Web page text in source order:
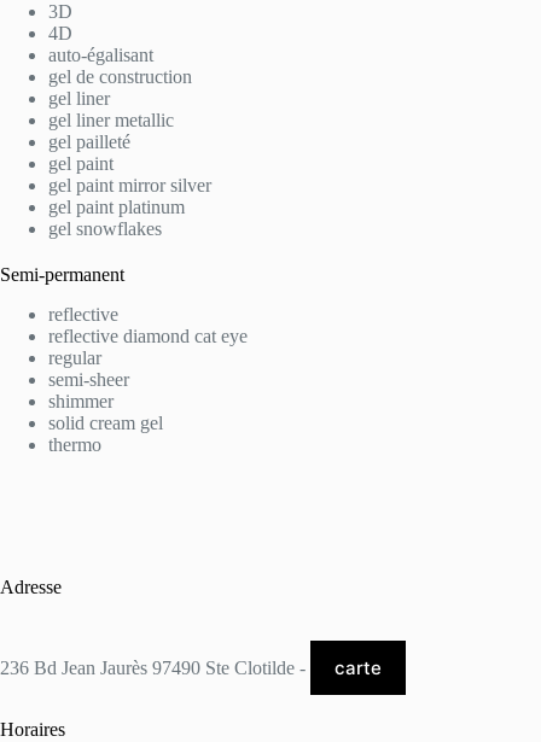
3D
4D
auto-égalisant
gel de construction
gel liner
gel liner metallic
gel pailleté
gel paint
gel paint mirror silver
gel paint platinum
gel snowflakes
Semi-permanent
reflective
reflective diamond cat eye
regular
semi-sheer
shimmer
solid cream gel
thermo
Adresse
236 Bd Jean Jaurès 97490 Ste Clotilde - carte
Horaires